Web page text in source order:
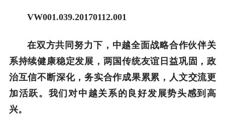
VW001.039.20170112.001
在双方共同努力下，中越全面战略合作伙伴关
系持续健康稳定发展，两国传统友谊日益巩固，政
治互信不断深化，务实合作成果累累，人文交流更
加活跃。我们对中越关系的良好发展势头感到高
兴。